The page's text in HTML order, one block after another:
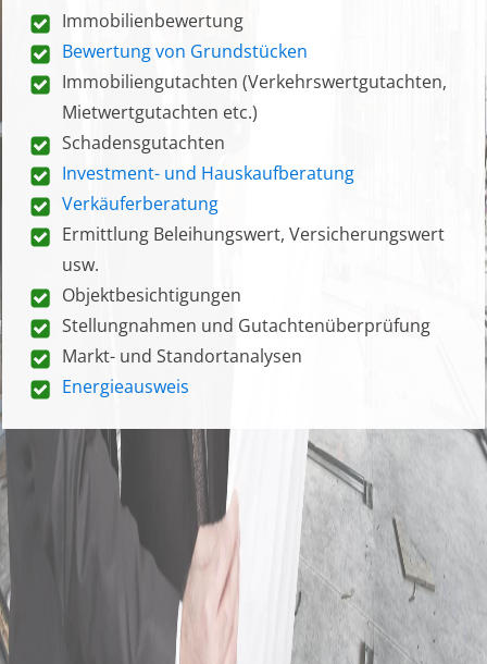
Immobilienbewertung
Bewertung von Grundstücken
Immobiliengutachten (Verkehrswertgutachten,
Mietwertgutachten etc.)
Schadensgutachten
Investment- und Hauskaufberatung
Verkäuferberatung
Ermittlung Beleihungswert, Versicherungswert
usw.
Objektbesichtigungen
Stellungnahmen und Gutachtenüberprüfung
Markt- und Standortanalysen
Energieausweis